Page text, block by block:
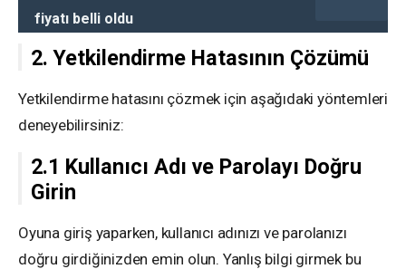
fiyatı belli oldu
2. Yetkilendirme Hatasının Çözümü
Yetkilendirme hatasını çözmek için aşağıdaki yöntemleri
deneyebilirsiniz:
2.1 Kullanıcı Adı ve Parolayı Doğru
Girin
Oyuna giriş yaparken, kullanıcı adınızı ve parolanızı
doğru girdiğinizden emin olun. Yanlış bilgi girmek bu